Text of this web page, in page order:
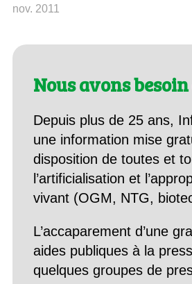
nov. 2011
Nous avons
Depuis plus de 25 ans,
une information mise
disposition de toutes et
l’artificialisation et
vivant (OGM, NTG,
L’accaparement d’une
aides publiques à la
quelques groupes de